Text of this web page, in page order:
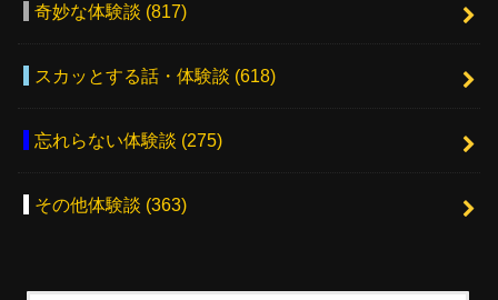
奇妙な体験談 (817)
スカッとする話・体験談 (618)
忘れらない体験談 (275)
その他体験談 (363)